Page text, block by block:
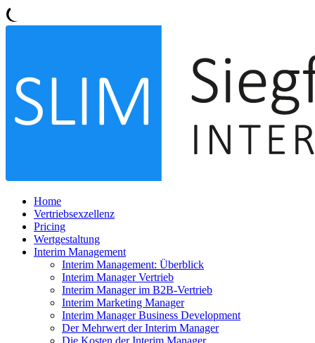
Home
Vertriebsexzellenz
Pricing
Wertgestaltung
Interim Management
Interim Management: Überblick
Interim Manager Vertrieb
Interim Manager im B2B-Vertrieb
Interim Marketing Manager
Interim Manager Business Development
Der Mehrwert der Interim Manager
Die Kosten der Interim Manager